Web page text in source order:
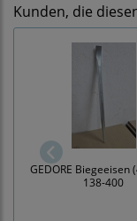
Kunden, die
GEDORE Biegeeisen
138-400